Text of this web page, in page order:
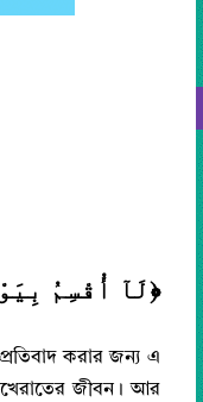
﴿لَآ أُقْسِمُ
করার জন্য এ
জীবন । আর